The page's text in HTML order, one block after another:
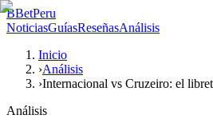
BBetPeru
NoticiasGuíasReseñasAnálisis
Inicio
›Análisis
›Internacional vs Cruzeiro: el
Análisis